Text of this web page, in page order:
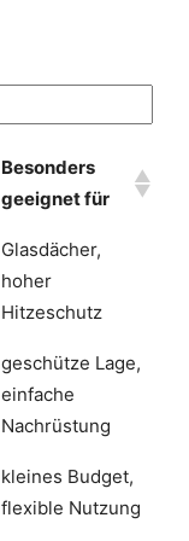
Besonders
geeignet für
Glasdächer,
hoher
Hitzeschutz
geschütze Lage,
einfache
Nachrüstung
kleines Budget,
flexible Nutzung